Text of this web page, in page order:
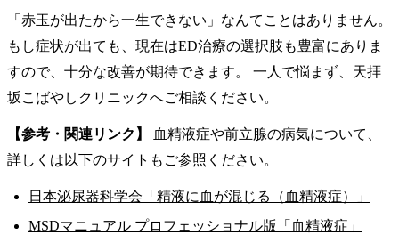
「赤玉が出たから一生できない」なんてことはありません。
もし症状が出ても、現在はED治療の選択肢も豊富にありま
すので、十分な改善が期待できます。 一人で悩まず、天拝
坂こばやしクリニックへご相談ください。
【参考・関連リンク】
血精液症や前立腺の病気について、
詳しくは以下のサイトもご参照ください。
日本泌尿器科学会「精液に血が混じる（血精液症）」
MSDマニュアル プロフェッショナル版「血精液症」